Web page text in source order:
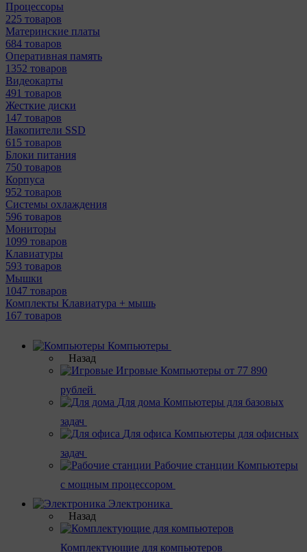
Процессоры
225 товаров
Материнcкие платы
684 товаров
Оперативная память
1352 товаров
Видеокарты
491 товаров
Жесткие диски
147 товаров
Накопители SSD
615 товаров
Блоки питания
750 товаров
Корпуса
952 товаров
Системы охлаждения
596 товаров
Мониторы
1099 товаров
Клавиатуры
593 товаров
Мышки
1047 товаров
Комплекты Клавиатура + мышь
167 товаров
Компьютеры
Назад
Игровые Компьютеры от 77 890
рублей
Для дома Компьютеры для базовых
задач
Для офиса Компьютеры для офисных
задач
Рабочие станции Компьютеры
с мощным процессором
Электроника
Назад
Комплектующие для компьютеров